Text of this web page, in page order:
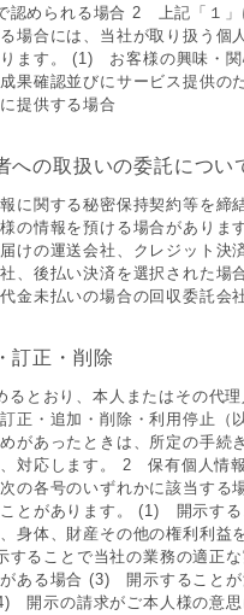
められる場合 2 上記「１」
場合には、当社が取り扱う個
ます。 (1) お客様の興味・関
果確認並びにサービス提供の
提供する場合
への取扱いの委託につい
に関する秘密保持契約等を締
の情報を預ける場合がありま
けの運送会社、クレジット決
、後払い決済を選択された場
金未払いの場合の回収委託会
訂正・削除
とおり、本人またはその代理
正・追加・削除・利用停止（
があったときは、所定の手続
対応します。 2 保有個人情
の各号のいずれかに該当する
とがあります。 (1) 開示する
身体、財産その他の権利利益
ることで当社の業務の適正
ある場合 (3) 開示することが
開示の請求がご本人様の意